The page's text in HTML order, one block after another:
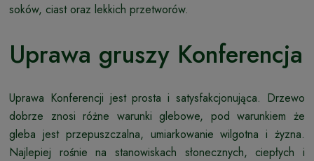
soków, ciast oraz lekkich przetworów.
Uprawa gruszy Konferencja
Uprawa Konferencji jest prosta i satysfakcjonująca. Drzewo
dobrze znosi różne warunki glebowe, pod warunkiem że
gleba jest przepuszczalna, umiarkowanie wilgotna i żyzna.
Najlepiej rośnie na stanowiskach słonecznych, ciepłych i